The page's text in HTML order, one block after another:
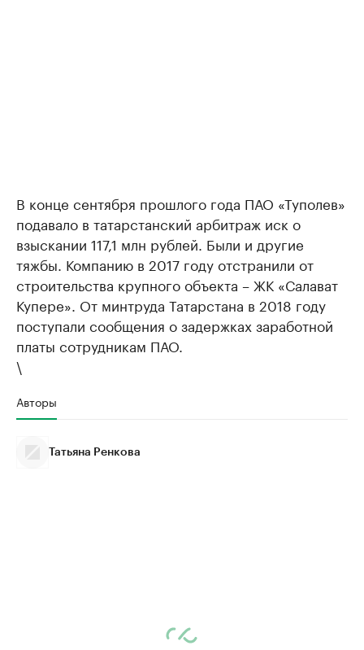
В конце сентября прошлого года ПАО «Туполев»
подавало в татарстанский арбитраж иск о
взыскании 117,1 млн рублей. Были и другие
тяжбы. Компанию в 2017 году отстранили от
строительства крупного объекта – ЖК «Салават
Купере». От минтруда Татарстана в 2018 году
поступали сообщения о задержках заработной
платы сотрудникам ПАО.
\
Авторы
Татьяна Ренкова